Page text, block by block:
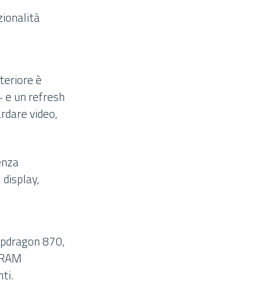
è
e un refresh
video,
870,